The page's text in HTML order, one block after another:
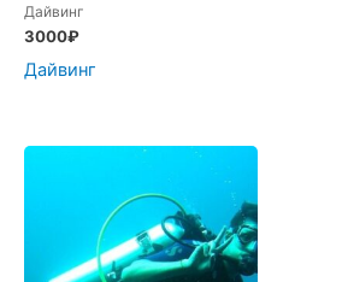
Дайвинг
3000₽
Дайвинг